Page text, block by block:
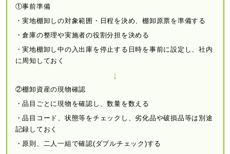
①事前準備
・実地棚卸しの対象範囲・日程を決め、棚卸原票を準備する
・倉庫の整理や実施者の役割分担を決める
・実地棚卸し中の入出庫を停止する日時を事前に設定し、社内
に周知しておく
↓
②棚卸資産の現物確認
・品目ごとに現物を確認し、数量を数える
・品目コード、状態等をチェックし、劣化品や破損品等は別途
記録しておく
・原則、二人一組で確認(ダブルチェック)する